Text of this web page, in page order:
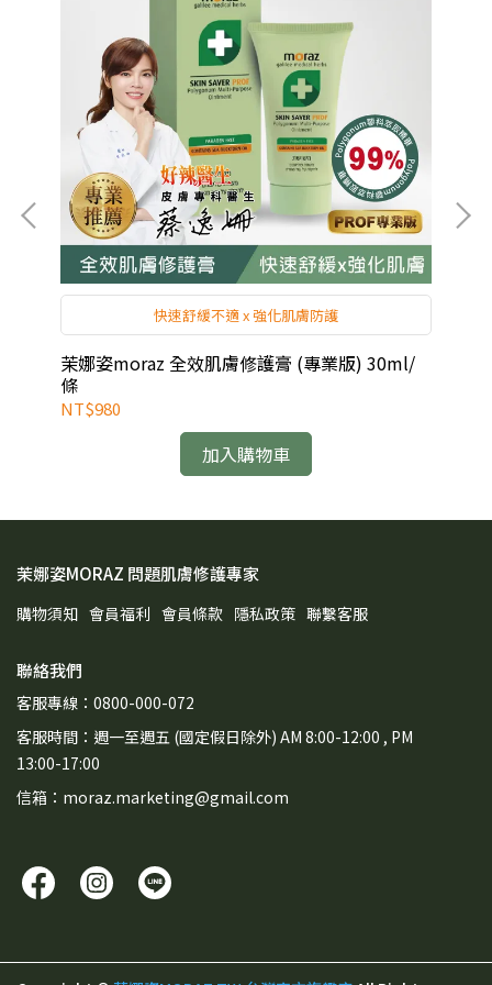
快速舒緩不適 x 強化肌膚防護
茉娜姿moraz 全效肌膚修護膏 (專業版) 30ml/
條
NT$980
加入購物車
茉娜姿MORAZ 問題肌膚修護專家
購物須知 會員福利 會員條款 隱私政策 聯繫客服
聯絡我們
客服專線：0800-000-072
客服時間：週一至週五 (國定假日除外) AM 8:00-12:00 , PM
13:00-17:00
信箱：moraz.marketing@gmail.com